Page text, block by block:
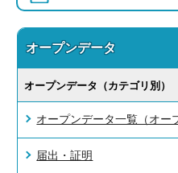
オープンデータ
オープンデータ（カテゴリ別）
オープンデータ一覧（オー
届出・証明